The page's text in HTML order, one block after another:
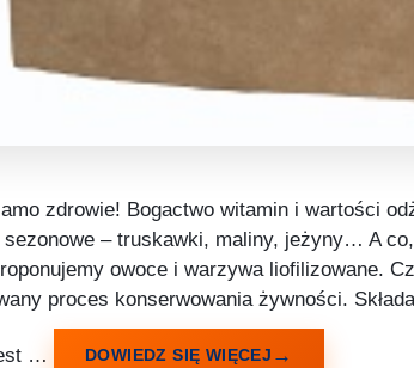
zdrowie! Bogactwo witamin i wartości
– truskawki, maliny, jeżyny… A
owoce i warzywa liofilizowane.
proces konserwowania żywności.
… DOWIEDZ SIĘ WIĘCEJ